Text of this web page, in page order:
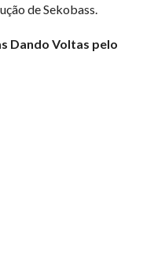
de Sekobass.
Dando Voltas pelo